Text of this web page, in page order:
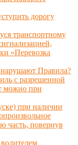
дорогу
транспортному
«Перевозка
Правила?
с разрешенной
можно при
при наличии
часть, повернув